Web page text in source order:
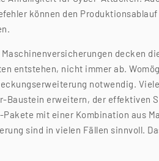
können den
decken
entstehen, nicht immer ab.
notwendig.
Baustein erweitern, der effektiven
Pakete mit einer Kombination aus
sind in vielen Fällen sinnvoll.